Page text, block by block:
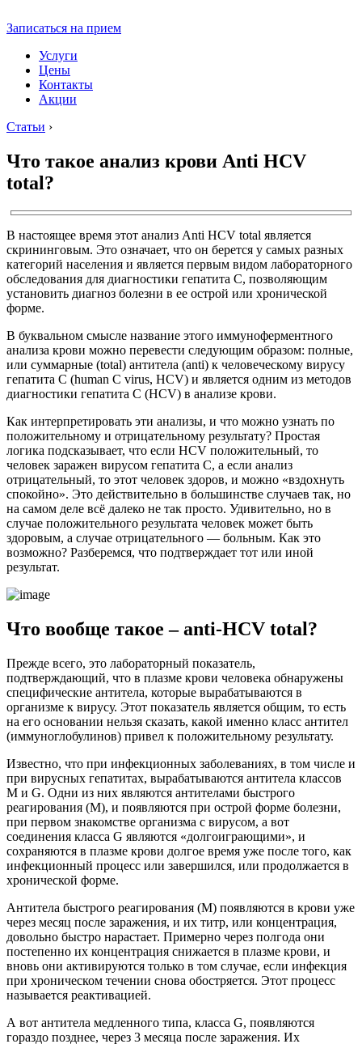
Записаться на прием
Услуги
Цены
Контакты
Акции
Статьи ›
Что такое анализ крови Anti HCV
total?
В настоящее время этот анализ Anti HCV total является
скрининговым. Это означает, что он берется у самых разных
категорий населения и является первым видом лабораторного
обследования для диагностики гепатита C, позволяющим
установить диагноз болезни в ее острой или хронической
форме.
В буквальном смысле название этого иммуноферментного
анализа крови можно перевести следующим образом: полные,
или суммарные (total) антитела (anti) к человеческому вирусу
гепатита С (human C virus, HCV) и является одним из методов
диагностики гепатита С (HCV) в анализе крови.
Как интерпретировать эти анализы, и что можно узнать по
положительному и отрицательному результату? Простая
логика подсказывает, что если HCV положительный, то
человек заражен вирусом гепатита C, а если анализ
отрицательный, то этот человек здоров, и можно «вздохнуть
спокойно». Это действительно в большинстве случаев так, но
на самом деле всё далеко не так просто. Удивительно, но в
случае положительного результата человек может быть
здоровым, а случае отрицательного — больным. Как это
возможно? Разберемся, что подтверждает тот или иной
результат.
Что вообще такое – anti-HCV total?
Прежде всего, это лабораторный показатель,
подтверждающий, что в плазме крови человека обнаружены
специфические антитела, которые вырабатываются в
организме к вирусу. Этот показатель является общим, то есть
на его основании нельзя сказать, какой именно класс антител
(иммуноглобулинов) привел к положительному результату.
Известно, что при инфекционных заболеваниях, в том числе и
при вирусных гепатитах, вырабатываются антитела классов
M и G. Одни из них являются антителами быстрого
реагирования (М), и появляются при острой форме болезни,
при первом знакомстве организма с вирусом, а вот
соединения класса G являются «долгоиграющими», и
сохраняются в плазме крови долгое время уже после того, как
инфекционный процесс или завершился, или продолжается в
хронической форме.
Антитела быстрого реагирования (М) появляются в крови уже
через месяц после заражения, и их титр, или концентрация,
довольно быстро нарастает. Примерно через полгода они
постепенно их концентрация снижается в плазме крови, и
вновь они активируются только в том случае, если инфекция
при хроническом течении снова обостряется. Этот процесс
называется реактивацией.
А вот антитела медленного типа, класса G, появляются
гораздо позднее, через 3 месяца после заражения. Их